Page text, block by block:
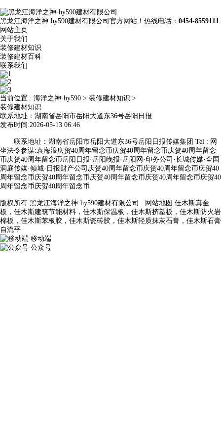
黑龙江海洋之神·hy590建材有限公司官方网站！热线电话： 0454-8559111
网站主页
关于我们
装修建材知识
装修建材百科
联系我们
当前位置 : 海洋之神·hy590 > 装修建材知识 >
装修建材知识
联系地址：湖南省岳阳市岳阳大道东36号岳阳日报
发布时间:2026-05-13 06:46
联系地址：湖南省岳阳市岳阳大道东36号岳阳日报传媒集团 Tel : 网
坐法令参谋:袁海浪庆贺40周年留念币庆贺40周年留念币庆贺40周年留念
币庆贺40周年留念币岳阳日报·岳阳晚报·岳阳网·印务公司·长城传媒·全国
洞庭传媒·倾城·日报财产公司庆贺40周年留念币庆贺40周年留念币庆贺40
周年留念币庆贺40周年留念币庆贺40周年留念币庆贺40周年留念币庆贺40
周年留念币庆贺40周年留念币
版权所有:黑龙江海洋之神·hy590建材有限公司 网站地图 佳木斯真金
板，佳木斯建筑节能材料，佳木斯保温板，佳木斯挤塑板，佳木斯防火岩
棉板，佳木斯苯板胶，佳木斯瓷砖胶，佳木斯轻质抹灰石膏，佳木斯石膏
自流平
移动端
公众号